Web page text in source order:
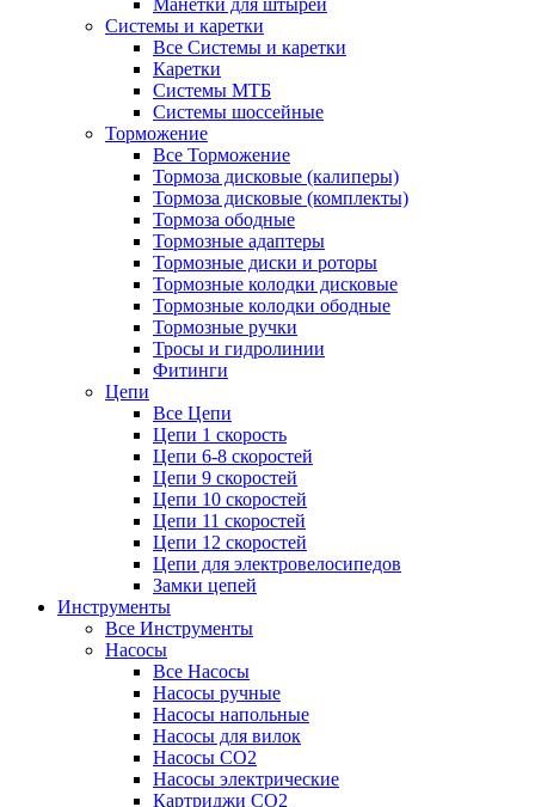
Манетки для штырей
Системы и каретки
Все Системы и каретки
Каретки
Системы МТБ
Системы шоссейные
Торможение
Все Торможение
Тормоза дисковые (калиперы)
Тормоза дисковые (комплекты)
Тормоза ободные
Тормозные адаптеры
Тормозные диски и роторы
Тормозные колодки дисковые
Тормозные колодки ободные
Тормозные ручки
Тросы и гидролинии
Фитинги
Цепи
Все Цепи
Цепи 1 скорость
Цепи 6-8 скоростей
Цепи 9 скоростей
Цепи 10 скоростей
Цепи 11 скоростей
Цепи 12 скоростей
Цепи для электровелосипедов
Замки цепей
Инструменты
Все Инструменты
Насосы
Все Насосы
Насосы ручные
Насосы напольные
Насосы для вилок
Насосы CO2
Насосы электрические
Картриджи CO2